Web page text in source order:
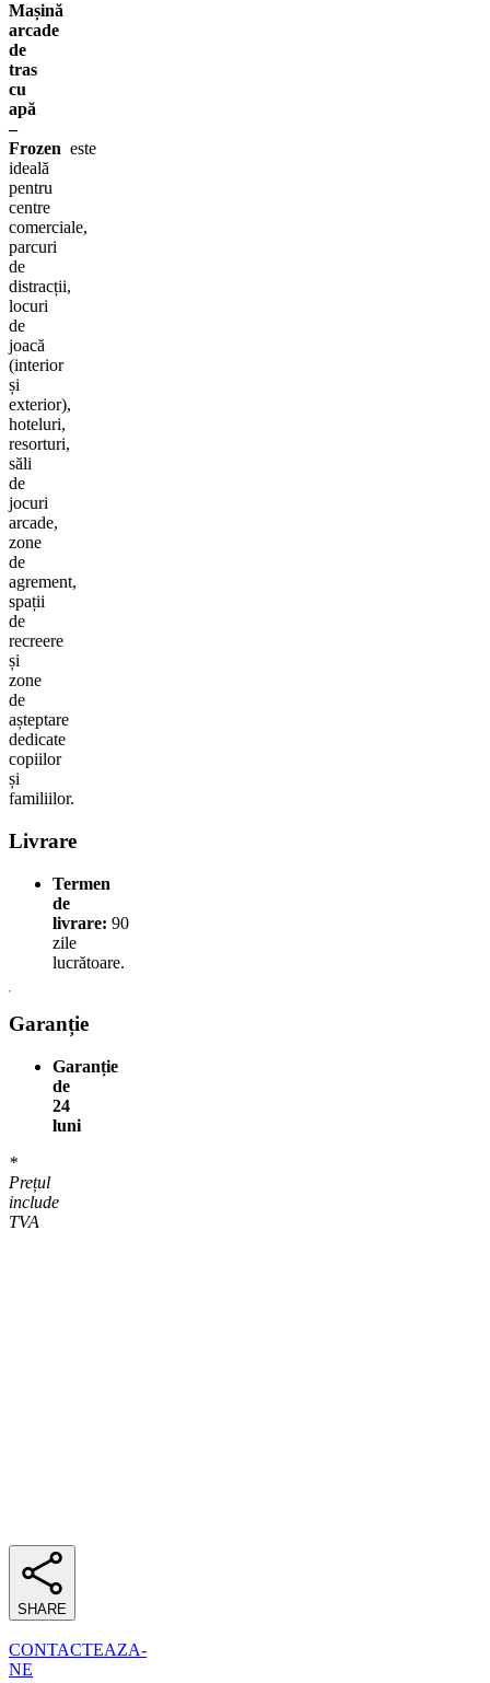
Mașină
arcade
de
tras
cu
apă
–
Frozen este
ideală
pentru
centre
comerciale,
parcuri
de
distracții,
locuri
de
joacă
(interior
și
exterior),
hoteluri,
resorturi,
săli
de
jocuri
arcade,
zone
de
agrement,
spații
de
recreere
și
zone
de
așteptare
dedicate
copiilor
și
familiilor.
Livrare
Termen
de
livrare: 90
zile
lucrătoare.
Garanție
Garanție
de
24
luni
*
Prețul
include
TVA
SHARE
CONTACTEAZA-
NE